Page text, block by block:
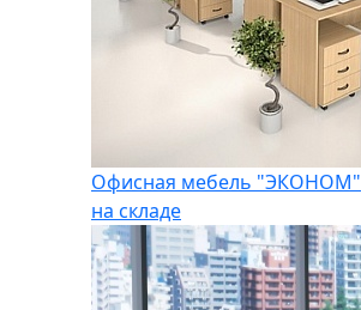
Офисная мебель "ЭКОНОМ"
на складе